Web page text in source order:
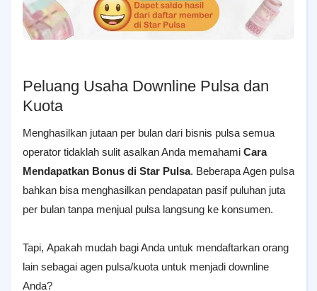
Peluang Usaha Downline Pulsa dan
Kuota
Menghasilkan jutaan per bulan dari bisnis pulsa semua
operator tidaklah sulit asalkan Anda memahami Cara
Mendapatkan Bonus di Star Pulsa. Beberapa Agen pulsa
bahkan bisa menghasilkan pendapatan pasif puluhan juta
per bulan tanpa menjual pulsa langsung ke konsumen.
Tapi, Apakah mudah bagi Anda untuk mendaftarkan orang
lain sebagai agen pulsa/kuota untuk menjadi downline
Anda?